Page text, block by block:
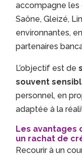
accompagne les
Saône, Gleizé,
environnantes,
partenaires
L’objectif est de
souvent
personnel, en
adaptée à la
Les avantages
un rachat de
Recourir à un